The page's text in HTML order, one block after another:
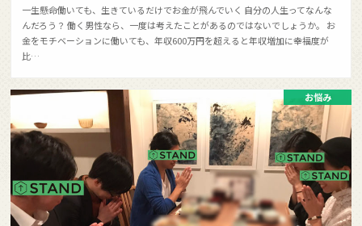
一生懸命働いても、生きているだけでお金が飛んでいく 自分の人生ってなんな
んだろう？ 働く男性なら、一度は考えたことがあるのではないでしょうか。 お
金をモチベーションに働いても、年収600万円を超えると年収増加に幸福度が
比…
お悩み